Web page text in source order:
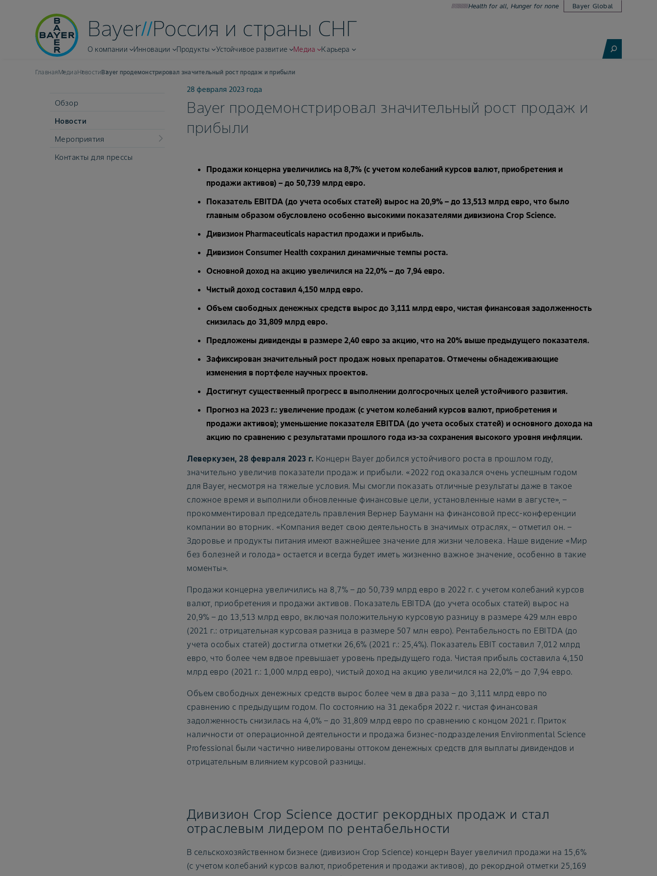
Health for all, Hunger for none Bayer Global
Bayer Россия и страны СНГ
О компании Инновации Продукты Устойчивое развитие Медиа Карьера
ГлавнаяМедиаНовостиBayer продемонстрировал значительный рост продаж и прибыли
Обзор
Новости
Мероприятия
Контакты для прессы
28 февраля 2023 года
Bayer продемонстрировал значительный рост продаж и
прибыли
Продажи концерна увеличились на 8,7% (с учетом колебаний курсов валют, приобретения и
продажи активов) – до 50,739 млрд евро.
Показатель EBITDA (до учета особых статей) вырос на 20,9% – до 13,513 млрд евро, что было
главным образом обусловлено особенно высокими показателями дивизиона Crop Science.
Дивизион Pharmaceuticals нарастил продажи и прибыль.
Дивизион Consumer Health сохранил динамичные темпы роста.
Основной доход на акцию увеличился на 22,0% – до 7,94 евро.
Чистый доход составил 4,150 млрд евро.
Объем свободных денежных средств вырос до 3,111 млрд евро, чистая финансовая задолженность
снизилась до 31,809 млрд евро.
Предложены дивиденды в размере 2,40 евро за акцию, что на 20% выше предыдущего показателя.
Зафиксирован значительный рост продаж новых препаратов. Отмечены обнадеживающие
изменения в портфеле научных проектов.
Достигнут существенный прогресс в выполнении долгосрочных целей устойчивого развития.
Прогноз на 2023 г.: увеличение продаж (с учетом колебаний курсов валют, приобретения и
продажи активов); уменьшение показателя EBITDA (до учета особых статей) и основного дохода на
акцию по сравнению с результатами прошлого года из-за сохранения высокого уровня инфляции.
Леверкузен, 28 февраля 2023 г. Концерн Bayer добился устойчивого роста в прошлом году,
значительно увеличив показатели продаж и прибыли. «2022 год оказался очень успешным годом
для Bayer, несмотря на тяжелые условия. Мы смогли показать отличные результаты даже в такое
сложное время и выполнили обновленные финансовые цели, установленные нами в августе», –
прокомментировал председатель правления Вернер Бауманн на финансовой пресс-конференции
компании во вторник. «Компания ведет свою деятельность в значимых отраслях, – отметил он. –
Здоровье и продукты питания имеют важнейшее значение для жизни человека. Наше видение «Мир
без болезней и голода» остается и всегда будет иметь жизненно важное значение, особенно в такие
моменты».
Продажи концерна увеличились на 8,7% – до 50,739 млрд евро в 2022 г. с учетом колебаний курсов
валют, приобретения и продажи активов. Показатель EBITDA (до учета особых статей) вырос на
20,9% – до 13,513 млрд евро, включая положительную курсовую разницу в размере 429 млн евро
(2021 г.: отрицательная курсовая разница в размере 507 млн евро). Рентабельность по EBITDA (до
учета особых статей) достигла отметки 26,6% (2021 г.: 25,4%). Показатель EBIT составил 7,012 млрд
евро, что более чем вдвое превышает уровень предыдущего года. Чистая прибыль составила 4,150
млрд евро (2021 г.: 1,000 млрд евро), чистый доход на акцию увеличился на 22,0% – до 7,94 евро.
Объем свободных денежных средств вырос более чем в два раза – до 3,111 млрд евро по
сравнению с предыдущим годом. По состоянию на 31 декабря 2022 г. чистая финансовая
задолженность снизилась на 4,0% – до 31,809 млрд евро по сравнению с концом 2021 г. Приток
наличности от операционной деятельности и продажа бизнес-подразделения Environmental Science
Professional были частично нивелированы оттоком денежных средств для выплаты дивидендов и
отрицательным влиянием курсовой разницы.
Дивизион Crop Science достиг рекордных продаж и стал
отраслевым лидером по рентабельности
В сельскохозяйственном бизнесе (дивизион Crop Science) концерн Bayer увеличил продажи на 15,6%
(с учетом колебаний курсов валют, приобретения и продажи активов), до рекордной отметки 25,169